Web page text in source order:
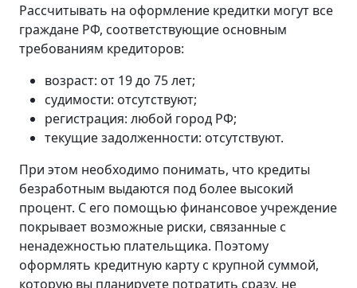
Рассчитывать на оформление кредитки могут все
граждане РФ, соответствующие основным
требованиям кредиторов:
возраст: от 19 до 75 лет;
судимости: отсутствуют;
регистрация: любой город РФ;
текущие задолженности: отсутствуют.
При этом необходимо понимать, что кредиты
безработным выдаются под более высокий
процент. С его помощью финансовое учреждение
покрывает возможные риски, связанные с
ненадежностью плательщика. Поэтому
оформлять кредитную карту с крупной суммой,
которую вы планируете потратить сразу, не